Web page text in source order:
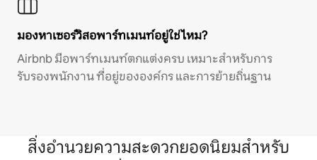
มองหาเซอร์วิสอพาร์ทเมนท์อยู่ใช่ไหม?
Airbnb มีอพาร์ทเมนท์ตกแต่งครบ เหมาะสำหรับการ
รับรองพนักงาน ที่อยู่ขององค์กร และการย้ายถิ่นฐาน
สิ่งอำนวยความสะดวกยอดนิยมสำหรับ